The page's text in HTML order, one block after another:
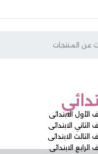
الابتدائى
الابتدائى
الابتدائى
الابتدائى